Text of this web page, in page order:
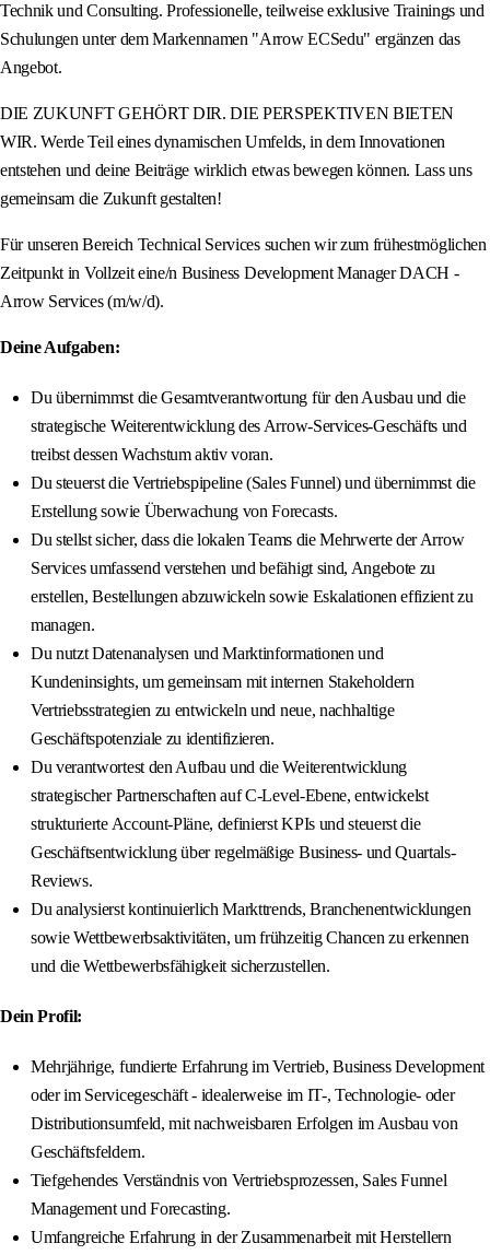
Technik und Consulting. Professionelle, teilweise exklusive Trainings und
Schulungen unter dem Markennamen "Arrow ECSedu" ergänzen das
Angebot.
DIE ZUKUNFT GEHÖRT DIR. DIE PERSPEKTIVEN BIETEN
WIR. Werde Teil eines dynamischen Umfelds, in dem Innovationen
entstehen und deine Beiträge wirklich etwas bewegen können. Lass uns
gemeinsam die Zukunft gestalten!
Für unseren Bereich Technical Services suchen wir zum frühestmöglichen
Zeitpunkt in Vollzeit eine/n Business Development Manager DACH -
Arrow Services (m/w/d).
Deine Aufgaben:
Du übernimmst die Gesamtverantwortung für den Ausbau und die
strategische Weiterentwicklung des Arrow-Services-Geschäfts und
treibst dessen Wachstum aktiv voran.
Du steuerst die Vertriebspipeline (Sales Funnel) und übernimmst die
Erstellung sowie Überwachung von Forecasts.
Du stellst sicher, dass die lokalen Teams die Mehrwerte der Arrow
Services umfassend verstehen und befähigt sind, Angebote zu
erstellen, Bestellungen abzuwickeln sowie Eskalationen effizient zu
managen.
Du nutzt Datenanalysen und Marktinformationen und
Kundeninsights, um gemeinsam mit internen Stakeholdern
Vertriebsstrategien zu entwickeln und neue, nachhaltige
Geschäftspotenziale zu identifizieren.
Du verantwortest den Aufbau und die Weiterentwicklung
strategischer Partnerschaften auf C-Level-Ebene, entwickelst
strukturierte Account-Pläne, definierst KPIs und steuerst die
Geschäftsentwicklung über regelmäßige Business- und Quartals-
Reviews.
Du analysierst kontinuierlich Markttrends, Branchenentwicklungen
sowie Wettbewerbsaktivitäten, um frühzeitig Chancen zu erkennen
und die Wettbewerbsfähigkeit sicherzustellen.
Dein Profil:
Mehrjährige, fundierte Erfahrung im Vertrieb, Business Development
oder im Servicegeschäft - idealerweise im IT-, Technologie- oder
Distributionsumfeld, mit nachweisbaren Erfolgen im Ausbau von
Geschäftsfeldern.
Tiefgehendes Verständnis von Vertriebsprozessen, Sales Funnel
Management und Forecasting.
Umfangreiche Erfahrung in der Zusammenarbeit mit Herstellern